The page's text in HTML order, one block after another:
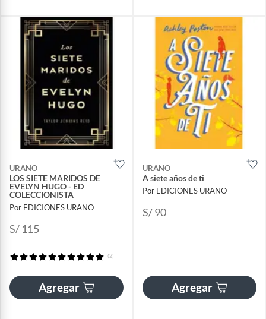
URANO
LOS SIETE MARIDOS DE
EVELYN HUGO - ED
COLECCIONISTA
Por EDICIONES URANO
S/ 115
(2)
Agregar
URANO
A siete años de ti
Por EDICIONES URANO
S/ 90
Agregar